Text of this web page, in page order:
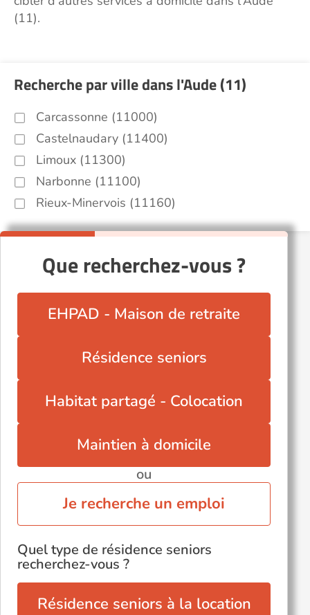
(11).
Recherche par ville dans l'Aude (11)
Carcassonne (11000)
Castelnaudary (11400)
Limoux (11300)
Narbonne (11100)
Rieux-Minervois (11160)
Que recherchez-vous ?
EHPAD - Maison de retraite
Résidence seniors
Habitat partagé - Colocation
Maintien à domicile
ou
Je recherche un emploi
Quel type de résidence seniors
recherchez-vous ?
Résidence seniors à la location